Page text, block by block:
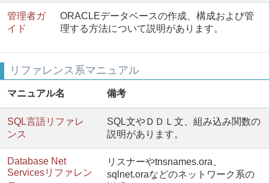
管理者ガ
イド
ORACLEデータベースの作成、構成および管
理する方法について説明があります。
リファレンス系マニュアル
マニュアル名 備考
SQL言語リファレ
ンス
SQL文やＤＤＬ文、組み込み関数の
説明があります。
Database Net
Servicesリファレン
リスナーやtnsnames.ora、
sqlnet.oraなどのネットワーク系の